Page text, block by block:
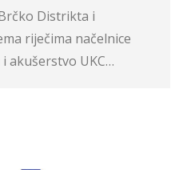
Distrikta i
riječima načelnice
akušerstvo UKC…